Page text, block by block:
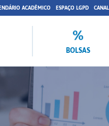
ACADÊMICO ESPAÇO LGPD
BOLSAS